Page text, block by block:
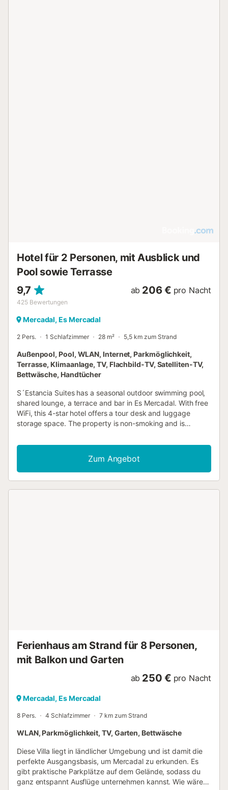
Hotel für 2 Personen, mit Ausblick und
Pool sowie Terrasse
9,7
425 Bewertungen
ab 206 € pro Nacht
Mercadal, Es Mercadal
2 Pers. 1 Schlafzimmer 28 m² 5,5 km zum Strand
Außenpool, Pool, WLAN, Internet, Parkmöglichkeit,
Terrasse, Klimaanlage, TV, Flachbild-TV, Satelliten-TV,
Bettwäsche, Handtücher
S´Estancia Suites has a seasonal outdoor swimming pool,
shared lounge, a terrace and bar in Es Mercadal. With free
WiFi, this 4-star hotel offers a tour desk and luggage
storage space. The property is non-smoking and is
Zum Angebot
Ferienhaus am Strand für 8 Personen,
mit Balkon und Garten
ab 250 € pro Nacht
Mercadal, Es Mercadal
8 Pers. 4 Schlafzimmer 7 km zum Strand
WLAN, Parkmöglichkeit, TV, Garten, Bettwäsche
Diese Villa liegt in ländlicher Umgebung und ist damit die
perfekte Ausgangsbasis, um Mercadal zu erkunden. Es
gibt praktische Parkplätze auf dem Gelände, sodass du
ganz entspannt Ausflüge unternehmen kannst. Wie wäre